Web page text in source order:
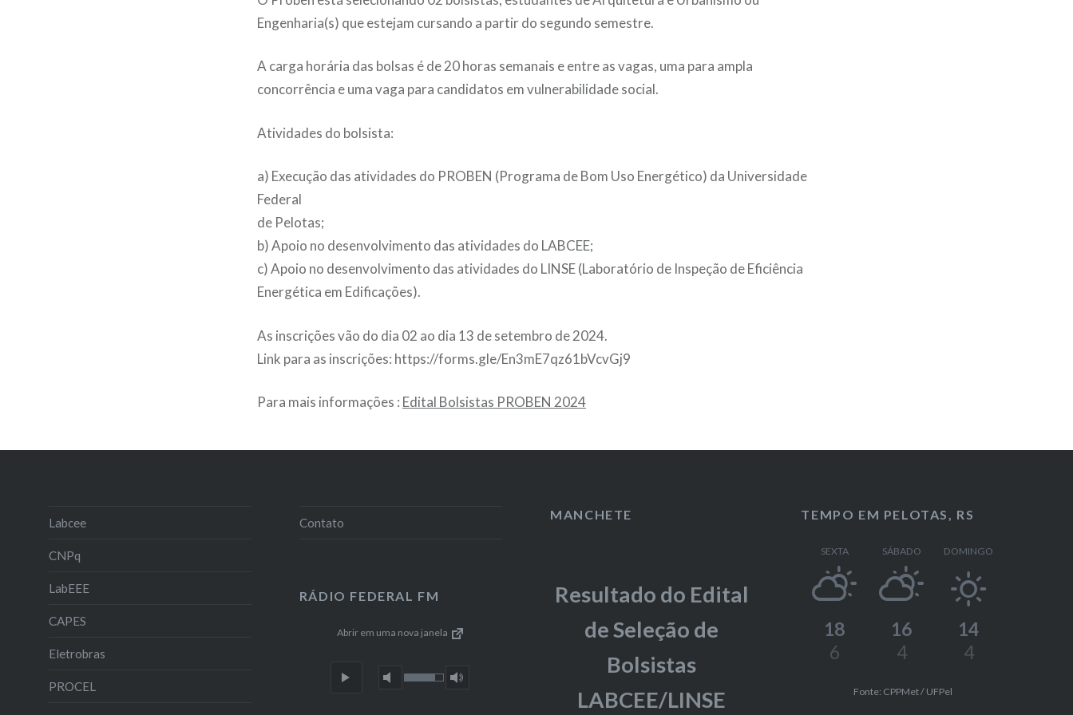
Engenharia(s) que estejam cursando a partir do segundo semestre.
A carga horária das bolsas é de 20 horas semanais e entre as vagas, uma para ampla
concorrência e uma vaga para candidatos em vulnerabilidade social.
Atividades do bolsista:
a) Execução das atividades do PROBEN (Programa de Bom Uso Energético) da Universidade
Federal
de Pelotas;
b) Apoio no desenvolvimento das atividades do LABCEE;
c) Apoio no desenvolvimento das atividades do LINSE (Laboratório de Inspeção de Eficiência
Energética em Edificações).
As inscrições vão do dia 02 ao dia 13 de setembro de 2024.
Link para as inscrições: https://forms.gle/En3mE7qz61bVcvGj9
Para mais informações : Edital Bolsistas PROBEN 2024
Labcee
CNPq
LabEEE
CAPES
Eletrobras
PROCEL
Contato
MANCHETE
Resultado do Edital
de Seleção de
Bolsistas
LABCEE/LINSE
TEMPO EM PELOTAS, RS
SEXTA
18
6
SÁBADO
16
4
DOMINGO
14
4
Fonte: CPPMet / UFPel
RÁDIO FEDERAL FM
Abrir em uma nova janela